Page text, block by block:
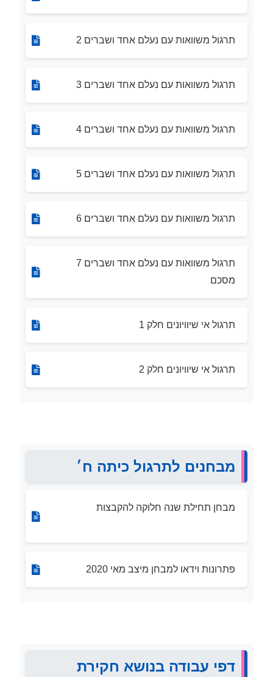
תרגול משוואות עם נעלם אחד ושברים 2
תרגול משוואות עם נעלם אחד ושברים 3
תרגול משוואות עם נעלם אחד ושברים 4
תרגול משוואות עם נעלם אחד ושברים 5
תרגול משוואות עם נעלם אחד ושברים 6
תרגול משוואות עם נעלם אחד ושברים 7
מסכם
תרגול אי שיוויונים חלק 1
תרגול אי שיוויונים חלק 2
מבחנים לתרגול כיתה ח׳
מבחן תחילת שנה חלוקה להקבצות
פתרונות וידאו למבחן מיצב מאי 2020
דפי עבודה בנושא חקירת